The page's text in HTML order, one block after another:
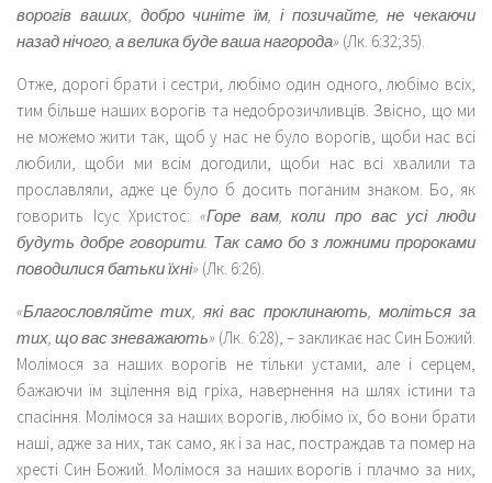
ворогів ваших, добро чиніте їм, і позичайте, не чекаючи
назад нічого, а велика буде ваша нагорода» (Лк. 6:32;35).
Отже, дорогі брати і сестри, любімо один одного, любімо всіх,
тим більше наших ворогів та недоброзичливців. Звісно, що ми
не можемо жити так, щоб у нас не було ворогів, щоби нас всі
любили, щоби ми всім догодили, щоби нас всі хвалили та
прославляли, адже це було б досить поганим знаком. Бо, як
говорить Ісус Христос: «Горе вам, коли про вас усі люди
будуть добре говорити. Так само бо з ложними пророками
поводилися батьки їхні» (Лк. 6:26).
«Благословляйте тих, які вас проклинають, моліться за
тих, що вас зневажають» (Лк. 6:28), – закликає нас Син Божий.
Молімося за наших ворогів не тільки устами, але і серцем,
бажаючи їм зцілення від гріха, навернення на шлях істини та
спасіння. Молімося за наших ворогів, любімо їх, бо вони брати
наші, адже за них, так само, як і за нас, постраждав та помер на
хресті Син Божий. Молімося за наших ворогів і плачмо за них,